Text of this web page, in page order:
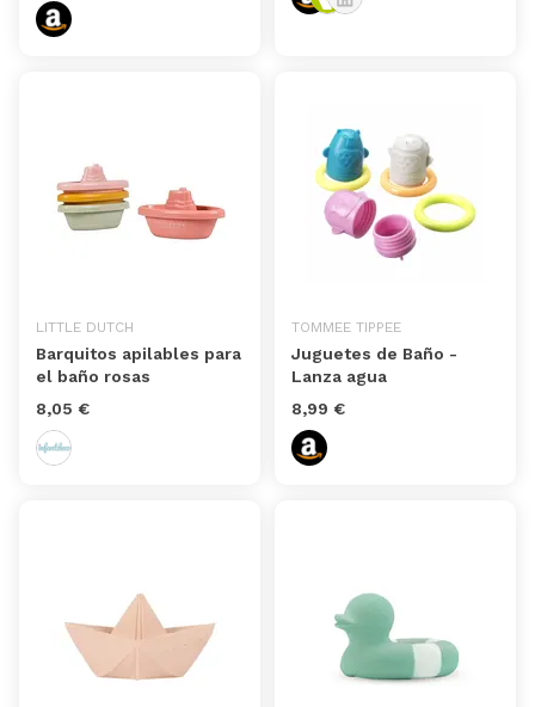
LITTLE DUTCH
Barquitos apilables para
el baño rosas
8,05 €
TOMMEE TIPPEE
Juguetes de Baño -
Lanza agua
8,99 €